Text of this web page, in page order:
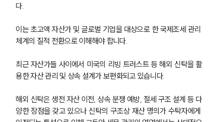
다.
이는 초고액 자산가 및 글로벌 기업을 대상으로 한 국제조세 관리
체계의 질적 전환으로 이해해야 합니다.
최근 자산가들 사이에서 미국의 리빙 트러스트 등 해외 신탁을 활
용한 자산 관리 및 상속 설계가 보편화되고 있습니다.
해외 신탁은 생전 자산 이전, 상속 분쟁 예방, 절세 구조 설계 등 다
양한 장점을 갖고 있으나 신탁의 구조상 재산 명의가 수탁자에게